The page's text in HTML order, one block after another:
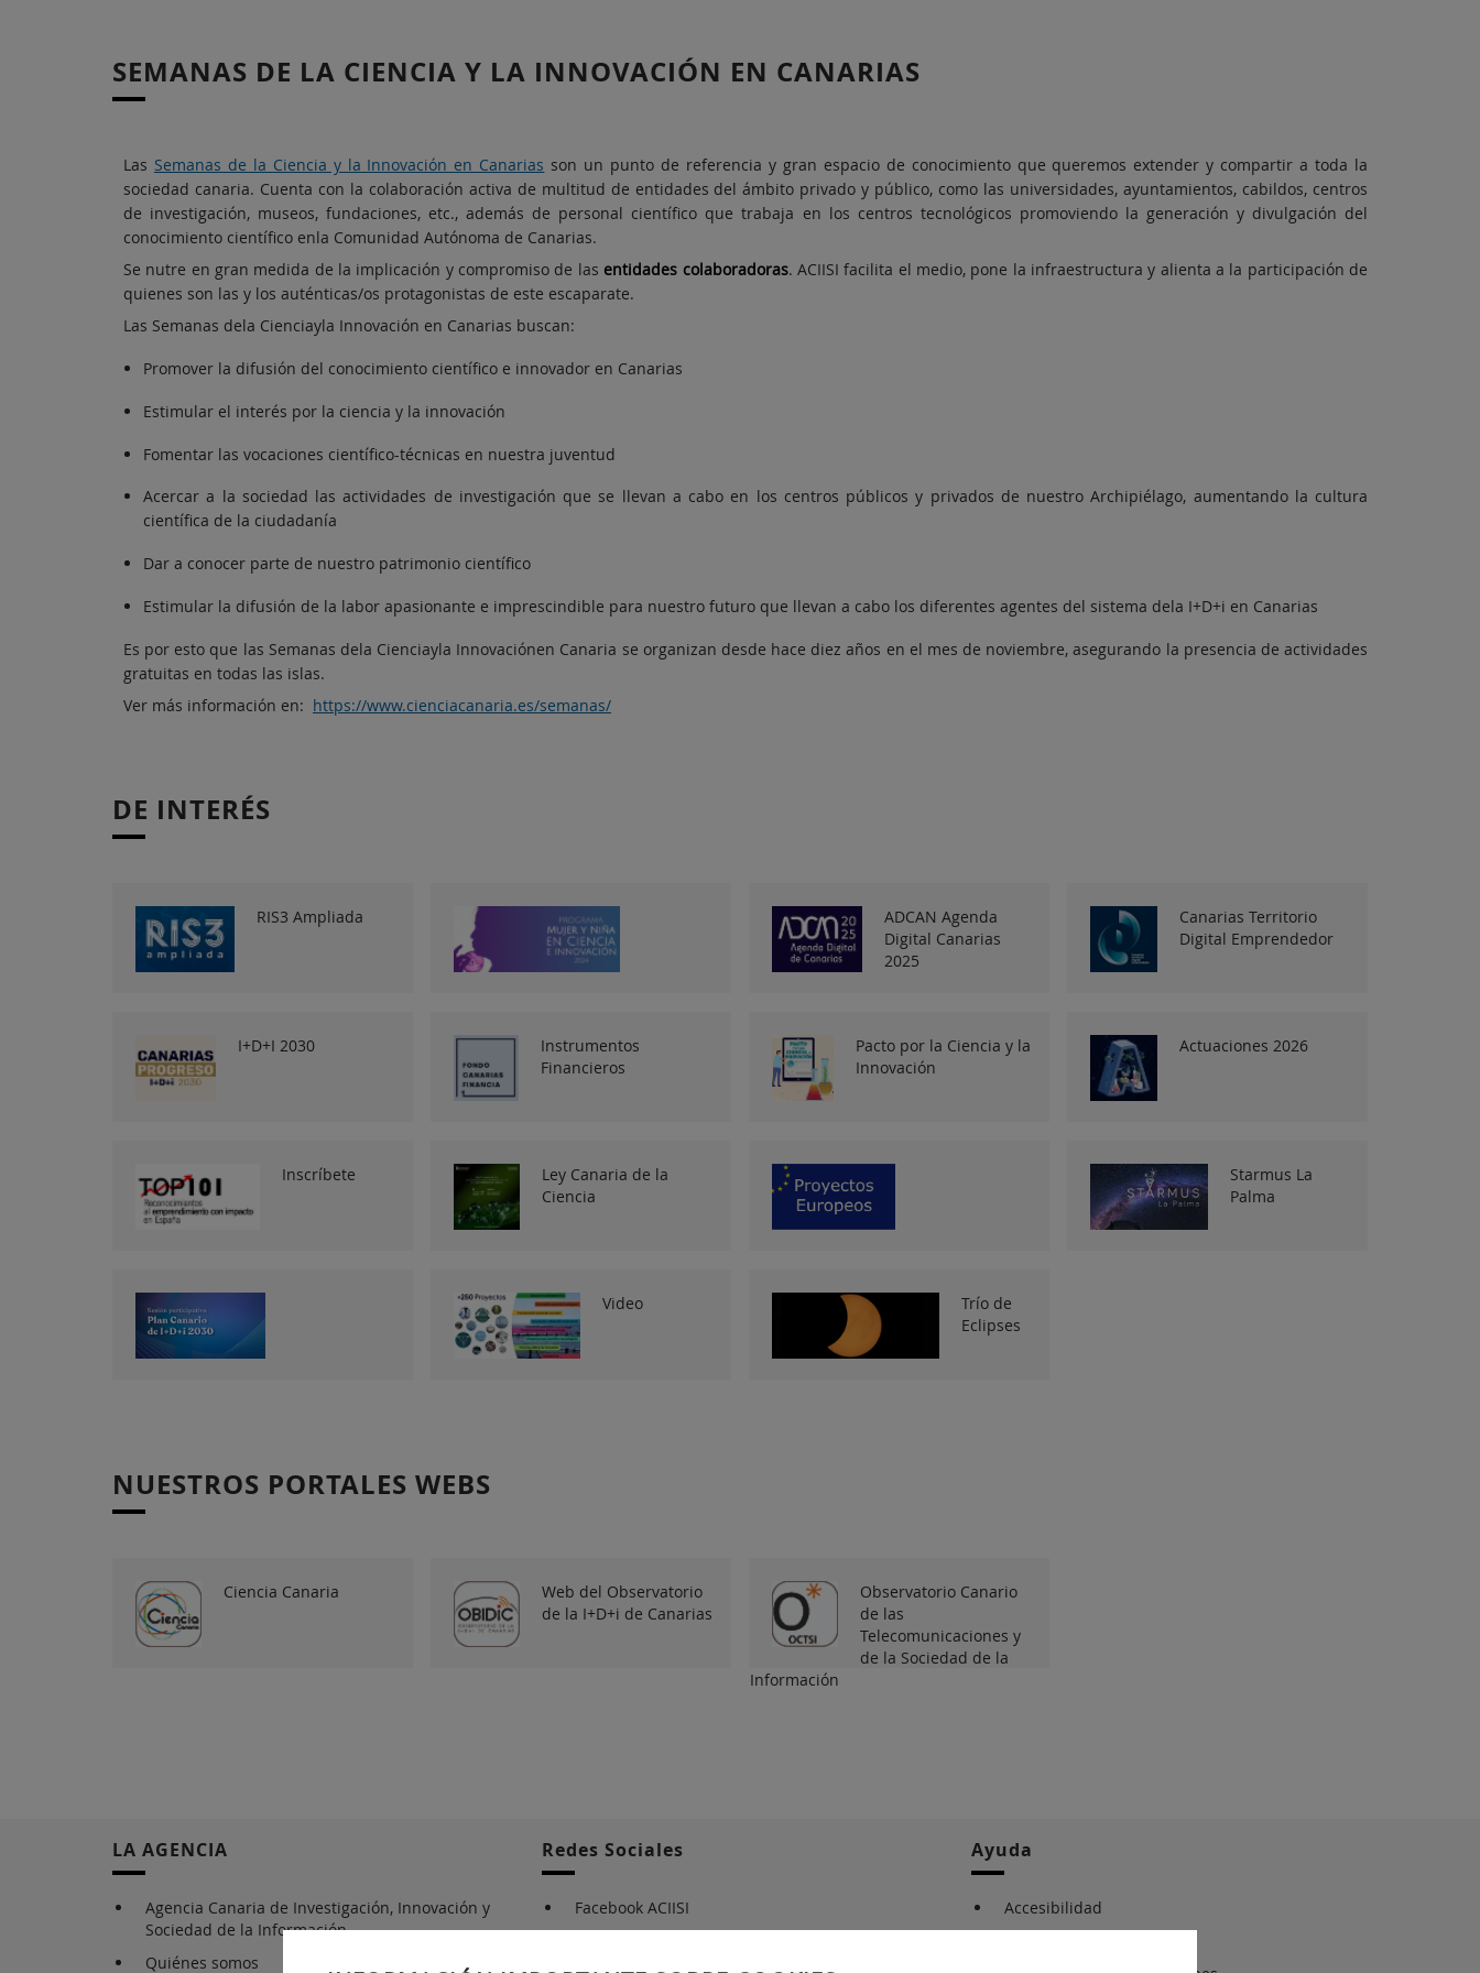
SEMANAS DE LA CIENCIA Y LA INNOVACIÓN EN CANARIAS
Las Semanas de la Ciencia y la Innovación en Canarias son un punto de referencia y gran espacio de conocimiento que queremos extender y compartir a toda la
sociedad canaria. Cuenta con la colaboración activa de multitud de entidades del ámbito privado y público, como las universidades, ayuntamientos, cabildos, centros
de investigación, museos, fundaciones, etc., además de personal científico que trabaja en los centros tecnológicos promoviendo la generación y divulgación del
conocimiento científico enla Comunidad Autónoma de Canarias.
Se nutre en gran medida de la implicación y compromiso de las entidades colaboradoras. ACIISI facilita el medio, pone la infraestructura y alienta a la participación de
quienes son las y los auténticas/os protagonistas de este escaparate.
Las Semanas dela Cienciayla Innovación en Canarias buscan:
Promover la difusión del conocimiento científico e innovador en Canarias
Estimular el interés por la ciencia y la innovación
Fomentar las vocaciones científico-técnicas en nuestra juventud
Acercar a la sociedad las actividades de investigación que se llevan a cabo en los centros públicos y privados de nuestro Archipiélago, aumentando la cultura
científica de la ciudadanía
Dar a conocer parte de nuestro patrimonio científico
Estimular la difusión de la labor apasionante e imprescindible para nuestro futuro que llevan a cabo los diferentes agentes del sistema dela I+D+i en Canarias
Es por esto que las Semanas dela Cienciayla Innovaciónen Canaria se organizan desde hace diez años en el mes de noviembre, asegurando la presencia de actividades
gratuitas en todas las islas.
Ver más información en: https://www.cienciacanaria.es/semanas/
DE INTERÉS
RIS3 Ampliada
ADCAN Agenda
Digital Canarias
2025
Canarias Territorio
Digital Emprendedor
I+D+I 2030
Instrumentos
Financieros
Pacto por la Ciencia y la
Innovación
Actuaciones 2026
Inscríbete
Ley Canaria de la
Ciencia
Starmus La
Palma
Video
Trío de
Eclipses
NUESTROS PORTALES WEBS
Ciencia Canaria
Web del Observatorio
de la I+D+i de Canarias
Observatorio Canario
de las
Telecomunicaciones y
de la Sociedad de la
Información
LA AGENCIA
Agencia Canaria de Investigación, Innovación y
Sociedad de la Información
Quiénes somos
Redes Sociales
Facebook ACIISI
Ayuda
Accesibilidad